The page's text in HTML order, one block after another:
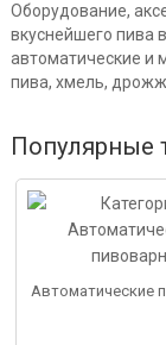
Оборудование,
вкуснейшего пива
автоматические и
пива, хмель,
Популярные
Автоматические